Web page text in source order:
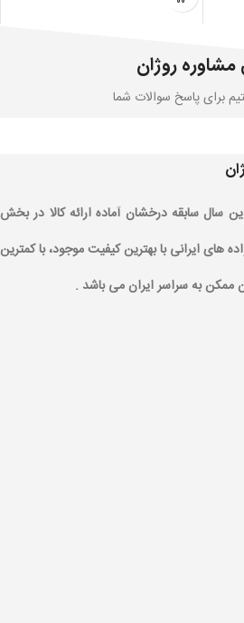
مشاوره روژان
برای پاسخ سوالات شما
سال سابقه درخشان آماده ارائه کالا در بخش
های ایرانی با بهترین کیفیت موجود، با کمترین
ممکن به سراسر ایران می باشد .